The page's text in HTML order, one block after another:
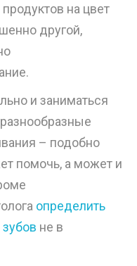
на цвет
другой,
и заниматься
– подобно
помочь, а может и
определить
не в